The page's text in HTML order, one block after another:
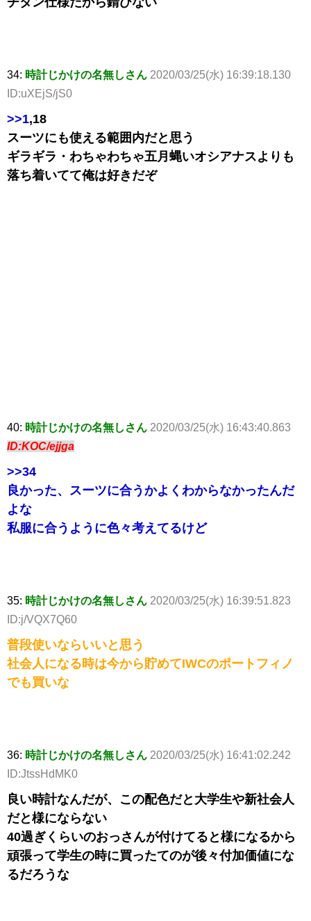
34: 時計じかけの名無しさん 2020/03/25(水) 16:39:18.130
ID:uXEjS/jS0
>>1,18
スーツにも使える範囲内だと思う
ギラギラ・わちゃわちゃ五月蝿いオシアナスよりも
落ち着いてて俺は好きだぞ
40: 時計じかけの名無しさん 2020/03/25(水) 16:43:40.863
ID:KOC/ejjga
>>34
良かった、スーツに合うかよくわからなかったんだ
よな
私服に合うように色々考えてるけど
35: 時計じかけの名無しさん 2020/03/25(水) 16:39:51.823
ID:j/VQX7Q60
普段使いならいいと思う
社会人になる時は今から貯めてIWCのポートフィノ
でも買いな
36: 時計じかけの名無しさん 2020/03/25(水) 16:41:02.242
ID:JtssHdMK0
良い時計なんだが、この配色だと大学生や新社会人
だと様にならない
40過ぎくらいのおっさんが付けてると様になるから
頑張って学生の時に買ったてのが後々付加価値にな
るだろうな